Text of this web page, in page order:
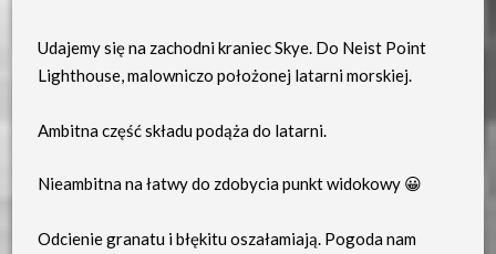
Udajemy się na zachodni kraniec Skye. Do Neist Point
Lighthouse, malowniczo położonej latarni morskiej.
Ambitna część składu podąża do latarni.
Nieambitna na łatwy do zdobycia punkt widokowy 😀
Odcienie granatu i błękitu oszałamiają. Pogoda nam